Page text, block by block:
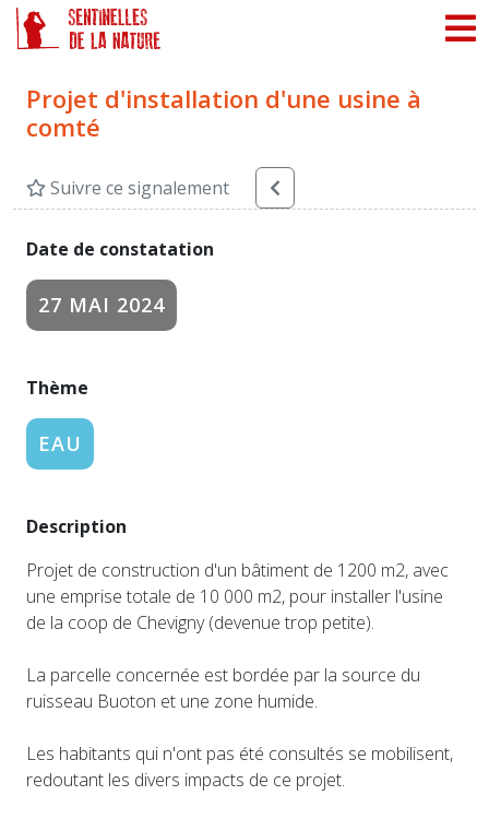
Projet d'installation d'une usine à
comté
Suivre ce signalement
Date de constatation
27 MAI 2024
Thème
EAU
Description
Projet de construction d'un bâtiment de 1200 m2, avec
une emprise totale de 10 000 m2, pour installer l'usine
de la coop de Chevigny (devenue trop petite).
La parcelle concernée est bordée par la source du
ruisseau Buoton et une zone humide.
Les habitants qui n'ont pas été consultés se mobilisent,
redoutant les divers impacts de ce projet.
Panneau de gestion des cookies